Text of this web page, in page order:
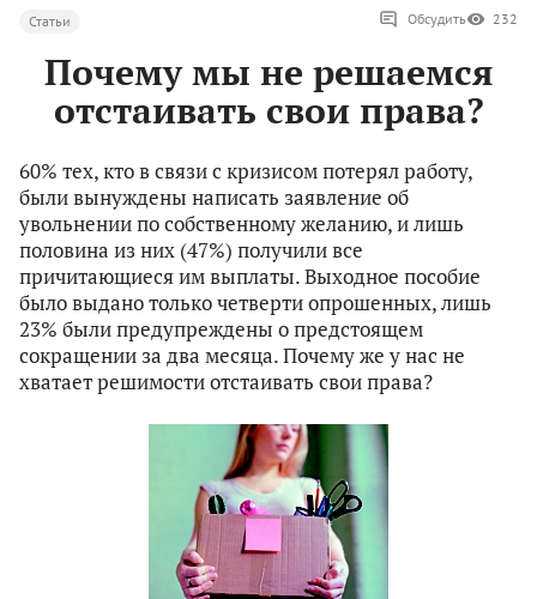
Статьи Обсудить 232
Почему мы не решаемся
отстаивать свои права?
60% тех, кто в связи с кризисом потерял работу,
были вынуждены написать заявление об
увольнении по собственному желанию, и лишь
половина из них (47%) получили все
причитающиеся им выплаты. Выходное пособие
было выдано только четверти опрошенных, лишь
23% были предупреждены о предстоящем
сокращении за два месяца. Почему же у нас не
хватает решимости отстаивать свои права?